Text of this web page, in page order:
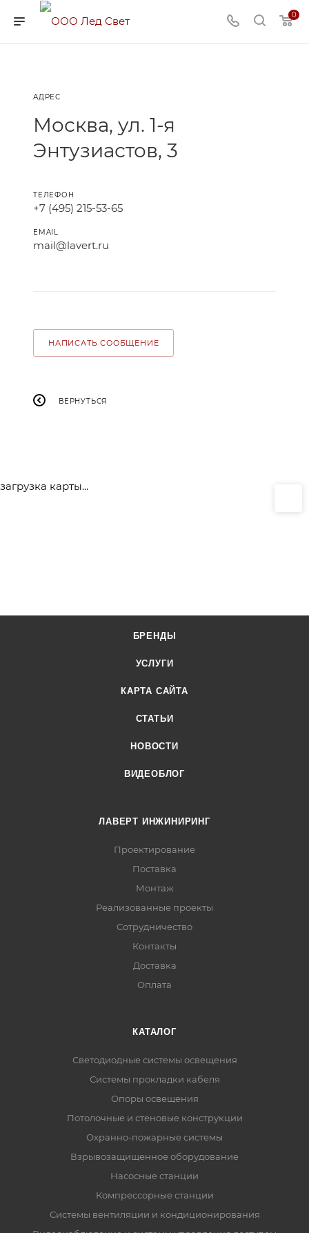
0
АДРЕС
Москва, ул. 1-я
Энтузиастов, 3
ТЕЛЕФОН
+7 (495) 215-53-65
EMAIL
mail@lavert.ru
НАПИСАТЬ СООБЩЕНИЕ
ВЕРНУТЬСЯ
загрузка карты...
БРЕНДЫ
УСЛУГИ
КАРТА САЙТА
СТАТЬИ
НОВОСТИ
ВИДЕОБЛОГ
ЛАВЕРТ ИНЖИНИРИНГ
Проектирование
Поставка
Монтаж
Реализованные проекты
Сотрудничество
Контакты
Доставка
Оплата
КАТАЛОГ
Светодиодные системы освещения
Системы прокладки кабеля
Опоры освещения
Потолочные и стеновые конструкции
Охранно-пожарные системы
Взрывозащищенное оборудование
Насосные станции
Компрессорные станции
Системы вентиляции и кондиционирования